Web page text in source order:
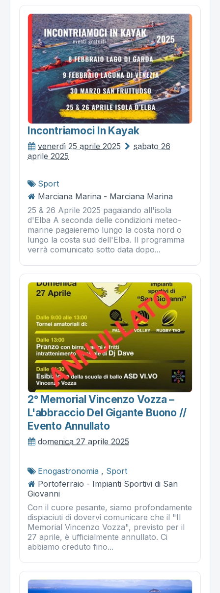
Incontriamoci In Kayak
venerdì 25 aprile 2025
sabato 26
aprile 2025
Sport
Marciana Marina - Marciana Marina
25 & 26 Aprile 2025 pagaiando all'isola
d'Elba A seconda delle condizioni meteo-
marine pagaieremo lungo la costa nord o
lungo la costa sud dell'Elba. Il programma
verrà comunicato sotto data dopo...
2° Memorial Vincenzo Vozza –
L'abbraccio Del Gigante Buono //
Evento Annullato
domenica 27 aprile 2025
Enogastronomia , Sport
Portoferraio - Impianti Sportivi di San
Giovanni
Con il cuore pesante, siamo profondamente
dispiaciuti di dovervi comunicare che il "II
Memorial Vincenzo Vozza", previsto per il
27 aprile, è ufficialmente annullato. Ci
abbiamo creduto fino...